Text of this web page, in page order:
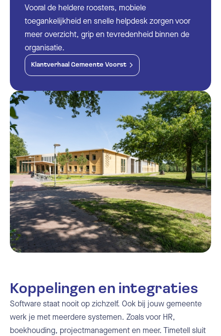
Vooral de heldere roosters, mobiele
toegankelijkheid en snelle helpdesk zorgen voor
meer overzicht, grip en tevredenheid binnen de
organisatie.
Klantverhaal Gemeente Voorst
Koppelingen en integraties
Software staat nooit op zichzelf. Ook bij jouw gemeente
werk je met meerdere systemen. Zoals voor HR,
boekhouding, projectmanagement en meer. Timetell sluit